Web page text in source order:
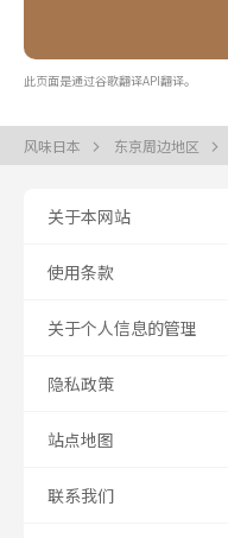
此页面是通过谷歌翻译API翻译。
风味日本 东京周边地区
关于本网站
使用条款
关于个人信息的管理
隐私政策
站点地图
联系我们